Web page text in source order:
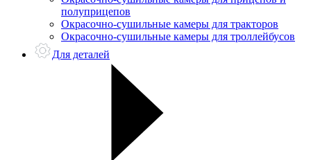
полуприцепов
Окрасочно-сушильные камеры для тракторов
Окрасочно-сушильные камеры для троллейбусов
Для деталей